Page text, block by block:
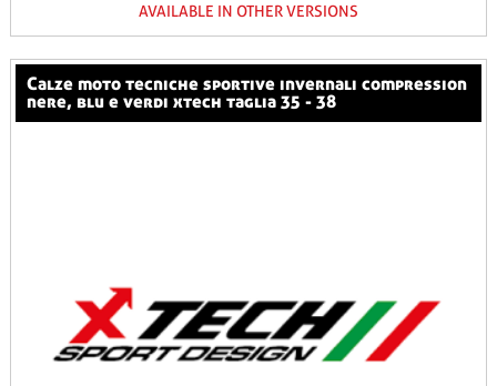
AVAILABLE IN OTHER VERSIONS
calze moto tecniche sportive invernali compression
nere, blu e verdi xtech taglia 35 - 38